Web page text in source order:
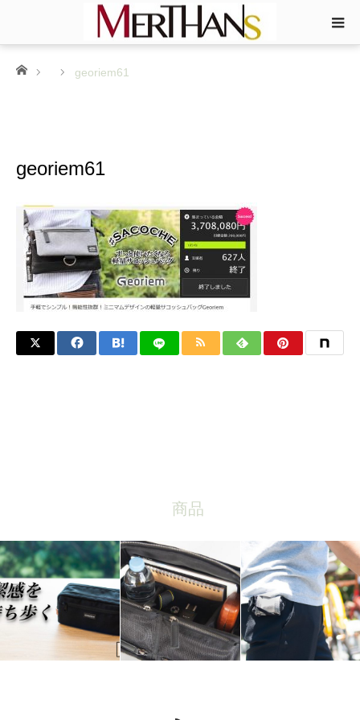
ホーム georiem61
georiem61
商品